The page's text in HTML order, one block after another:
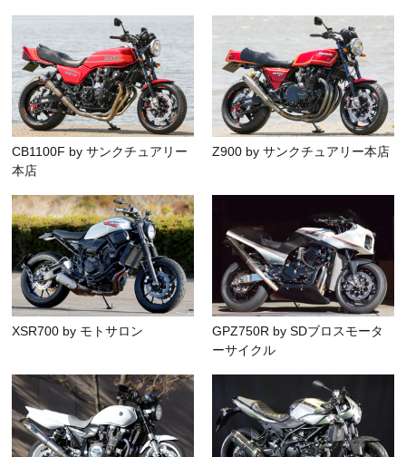
CB1100F by サンクチュアリー
本店
Z900 by サンクチュアリー本店
XSR700 by モトサロン
GPZ750R by SDブロスモータ
ーサイクル